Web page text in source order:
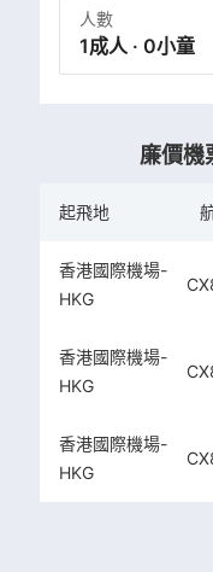
人數
1成人 · 0小童
廉價機
起飛地
香港國際機場-
HKG
香港國際機場-
HKG
香港國際機場-
HKG